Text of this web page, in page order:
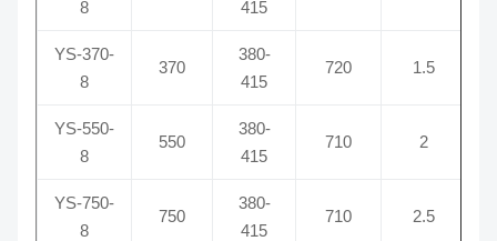
8
415
YS-370-
8
370
380-
415
720 1.5
YS-550-
8
550
380-
415
710 2
YS-750-
8
750
380-
415
710 2.5